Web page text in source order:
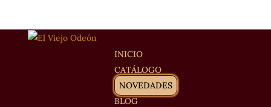
INICIO
CATÁLOGO
NOVEDADES
BLOG